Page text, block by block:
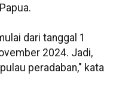
dari tanggal 1
2024. Jadi,
peradaban," kata